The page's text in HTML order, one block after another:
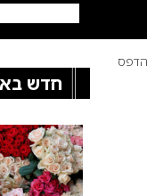
הדפס
חדש